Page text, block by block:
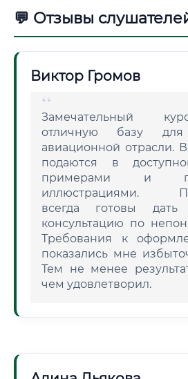
💬 Отзывы
Виктор Громов
Замечательный
отличную базу
авиационной отрасли.
подаются в
примерами и
иллюстрациями.
всегда готовы дать
консультацию по
Требования к
показались мне
Тем не менее
чем удовлетворил.